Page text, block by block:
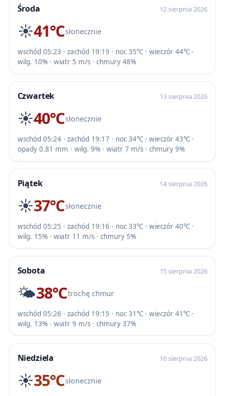
Środa 12 sierpnia 2026
☀️41℃słonecznie
wschód 05:23 · zachód 19:19 · noc 35℃ · wieczór 44℃ ·
wilg. 10% · wiatr 5 m/s · chmury 48%
Czwartek 13 sierpnia 2026
☀️40℃słonecznie
wschód 05:24 · zachód 19:17 · noc 34℃ · wieczór 43℃ ·
opady 0.81 mm · wilg. 9% · wiatr 7 m/s · chmury 9%
Piątek 14 sierpnia 2026
☀️37℃słonecznie
wschód 05:25 · zachód 19:16 · noc 33℃ · wieczór 40℃ ·
wilg. 15% · wiatr 11 m/s · chmury 5%
Sobota 15 sierpnia 2026
🌤️38℃trochę chmur
wschód 05:26 · zachód 19:15 · noc 31℃ · wieczór 41℃ ·
wilg. 13% · wiatr 9 m/s · chmury 37%
Niedziela 16 sierpnia 2026
☀️35℃słonecznie